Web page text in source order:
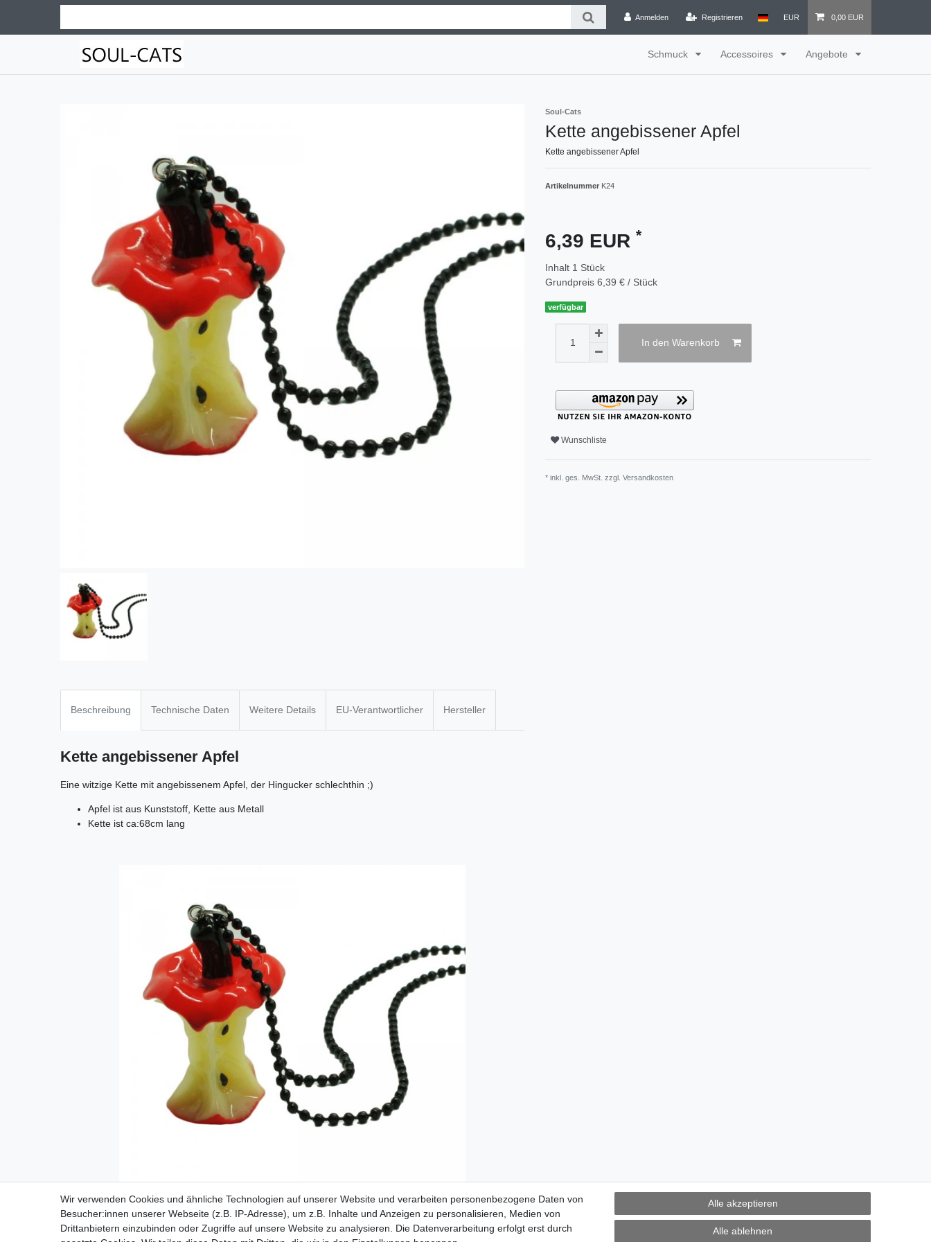
Anmelden Registrieren EUR 0,00 EUR
Schmuck Accessoires Angebote
Soul-Cats
Kette angebissener Apfel
Kette angebissener Apfel
Artikelnummer K24
6,39 EUR *
Inhalt 1 Stück
Grundpreis 6,39 € / Stück
verfügbar
In den Warenkorb
Wunschliste
* inkl. ges. MwSt. zzgl. Versandkosten
Beschreibung Technische Daten Weitere Details EU-Verantwortlicher Hersteller
Kette angebissener Apfel
Eine witzige Kette mit angebissenem Apfel, der Hingucker schlechthin ;)
Apfel ist aus Kunststoff, Kette aus Metall
Kette ist ca:68cm lang
Wir verwenden Cookies und ähnliche Technologien auf unserer Website und verarbeiten personenbezogene Daten von
Besucher:innen unserer Webseite (z.B. IP-Adresse), um z.B. Inhalte und Anzeigen zu personalisieren, Medien von
Drittanbietern einzubinden oder Zugriffe auf unsere Website zu analysieren. Die Datenverarbeitung erfolgt erst durch
Alle akzeptieren
Alle ablehnen